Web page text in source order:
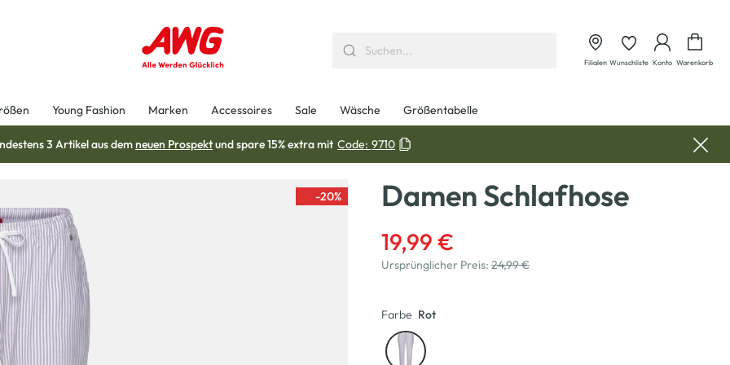
Filialen Wunschliste Konto Warenkorb
Young Fashion Marken Accessoires Sale Wäsche Größentabelle
3 Artikel aus demneuen Prospektund spare 15% extra mit Code: 9710
-20% Damen Schlafhose
19,99 €
Ursprünglicher Preis: 24,99 €
Farbe Rot